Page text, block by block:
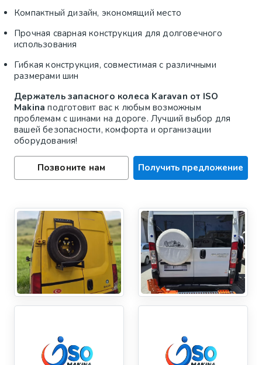
Компактный дизайн, экономящий место
Прочная сварная конструкция для долговечного
использования
Гибкая конструкция, совместимая с различными
размерами шин
Держатель запасного колеса Karavan от ISO
Makina подготовит вас к любым возможным
проблемам с шинами на дороге. Лучший выбор для
вашей безопасности, комфорта и организации
оборудования!
Позвоните нам Получить предложение